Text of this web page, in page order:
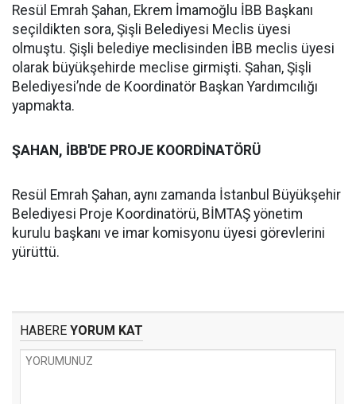
Resül Emrah Şahan, Ekrem İmamoğlu İBB Başkanı
seçildikten sora, Şişli Belediyesi Meclis üyesi
olmuştu. Şişli belediye meclisinden İBB meclis üyesi
olarak büyükşehirde meclise girmişti. Şahan, Şişli
Belediyesi’nde de Koordinatör Başkan Yardımcılığı
yapmakta.
ŞAHAN, İBB'DE PROJE KOORDİNATÖRÜ
Resül Emrah Şahan, aynı zamanda İstanbul Büyükşehir
Belediyesi Proje Koordinatörü, BİMTAŞ yönetim
kurulu başkanı ve imar komisyonu üyesi görevlerini
yürüttü.
HABERE YORUM KAT